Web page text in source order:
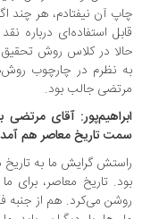
آن نیفتادم، هر چند اگر
استفاده‌ای درباره نقد
در کلاس روش تحقیق
نظرم در چارچوب روش‌های
جالب بود.
آقای مرتضی بیشتر
تاریخ معاصر هم آمدید.
گرایش ما به تاریخ
تاریخ معاصر، برای ما
می‌کرد. هم از جنبه فکری